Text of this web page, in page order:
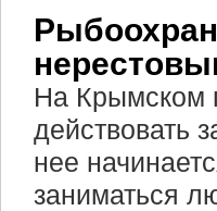
На Крымском
действовать
нее
заниматься